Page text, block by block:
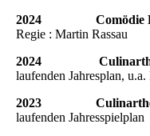
2024 Comödie
Regie : Martin Rassau
2024
laufenden Jahresplan,
2023
laufenden Jahresspielplan